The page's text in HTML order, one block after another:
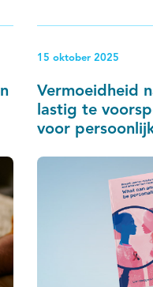
15 oktober 2025
Vermoeidheid
lastig te
voor